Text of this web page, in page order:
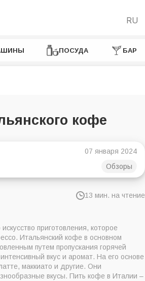
RU
ПОСУДА БАР
кофе
07 января 2024
Обзоры
13 мин. на чтение
приготовления, которое
Итальянский кофе в основном
путем пропускания горячей
вкус и аромат. На его основе
маккиато и другие. Они
вкусы. Пить кофе в Италии –